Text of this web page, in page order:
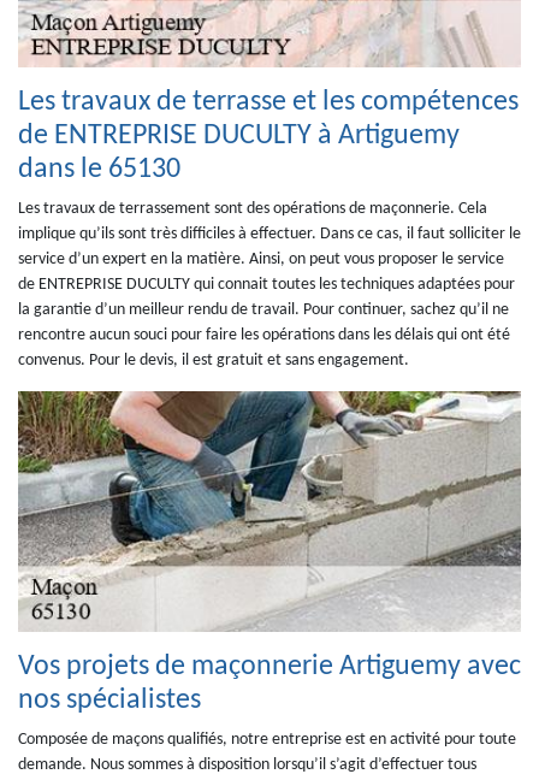
Les travaux de terrasse et les compétences
de ENTREPRISE DUCULTY à Artiguemy
dans le 65130
Les travaux de terrassement sont des opérations de maçonnerie. Cela
implique qu’ils sont très difficiles à effectuer. Dans ce cas, il faut solliciter le
service d’un expert en la matière. Ainsi, on peut vous proposer le service
de ENTREPRISE DUCULTY qui connait toutes les techniques adaptées pour
la garantie d’un meilleur rendu de travail. Pour continuer, sachez qu’il ne
rencontre aucun souci pour faire les opérations dans les délais qui ont été
convenus. Pour le devis, il est gratuit et sans engagement.
Vos projets de maçonnerie Artiguemy avec
nos spécialistes
Composée de maçons qualifiés, notre entreprise est en activité pour toute
demande. Nous sommes à disposition lorsqu’il s’agit d’effectuer tous